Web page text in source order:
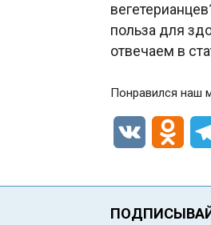
польза для
отвечаем в
Понравился наш
VK